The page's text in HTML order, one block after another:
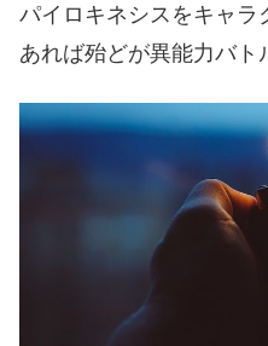
パイロキネシスをキャラ
あれば殆どが異能力バト